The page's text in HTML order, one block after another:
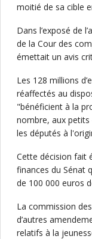
moitié de sa cible
Dans l’exposé de
de la Cour des
émettait un avis
Les 128 millions
réaffectés au
"bénéficient à la
nombre, aux
les députés à
Cette décision fait
finances du Sénat
de 100 000 euros
La commission
d’autres
relatifs à la